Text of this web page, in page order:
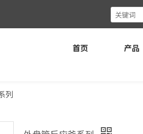
首页 产品
列